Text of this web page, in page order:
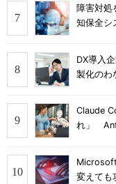
障害対
知保全シ
DX導入
製化のわ
Claude
れ」
変えても